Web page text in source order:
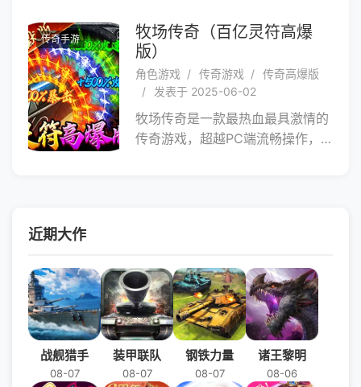
通过提升等级和转数可以逐步通往
第二大陆第三大陆去打BOSS，掉
落更高级装备。也可以在游戏内活
动获得海量的游戏资源来提升自己
的战力。游戏内自由PK，可以与其
他玩家进行组队打BOSS和对战竞
技。巨好玩的角色扮演模式、专属
传奇手游
牧场传奇（百亿灵符高爆
版）
角色游戏 传奇游戏
传奇高爆版
发表于 2025-06-02
牧场传奇是一款最热血最具激情的
传奇游戏，超越PC端流畅操作，
紧来战！
近期大作
战舰猎手
08-07
装甲联队
08-07
钢铁力量
08-07
诸王黎明
08-06